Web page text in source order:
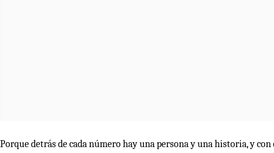
Porque detrás de cada número hay una persona y una historia, y